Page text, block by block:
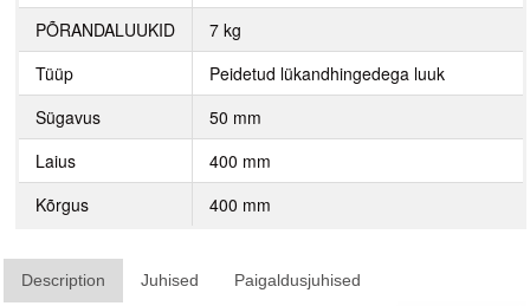
PÕRANDALUUKID
7 kg
Tüüp
Peidetud lükandhingedega luuk
Sügavus
50 mm
Laius
400 mm
Kõrgus
400 mm
Description Juhised Paigaldusjuhised